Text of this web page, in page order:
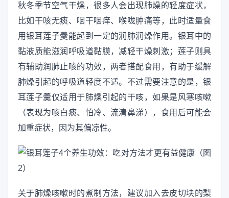
秋冬季节空气干燥，很多人会出现肺燥的轻度症状，
比如干咳无痰、咽干咽痒、喉咙肿痛等，此时适量食
用银耳莲子羹能起到一定的润肺润燥作用。银耳中的
黏液质能滋润呼吸道黏膜，减轻干燥刺激；莲子则具
有辅助润肺止咳的功效，两者搭配食用，有助于缓解
肺燥引起的呼吸道轻度不适。不过需要注意的是，银
耳莲子羹仅适用于肺燥引起的干咳，如果是风寒咳嗽
（表现为咳白痰、怕冷、流清鼻涕），食用后可能会
加重症状，因为其偏凉性。
关于肺燥咳嗽时的煮制方法，建议加入去皮切块的梨